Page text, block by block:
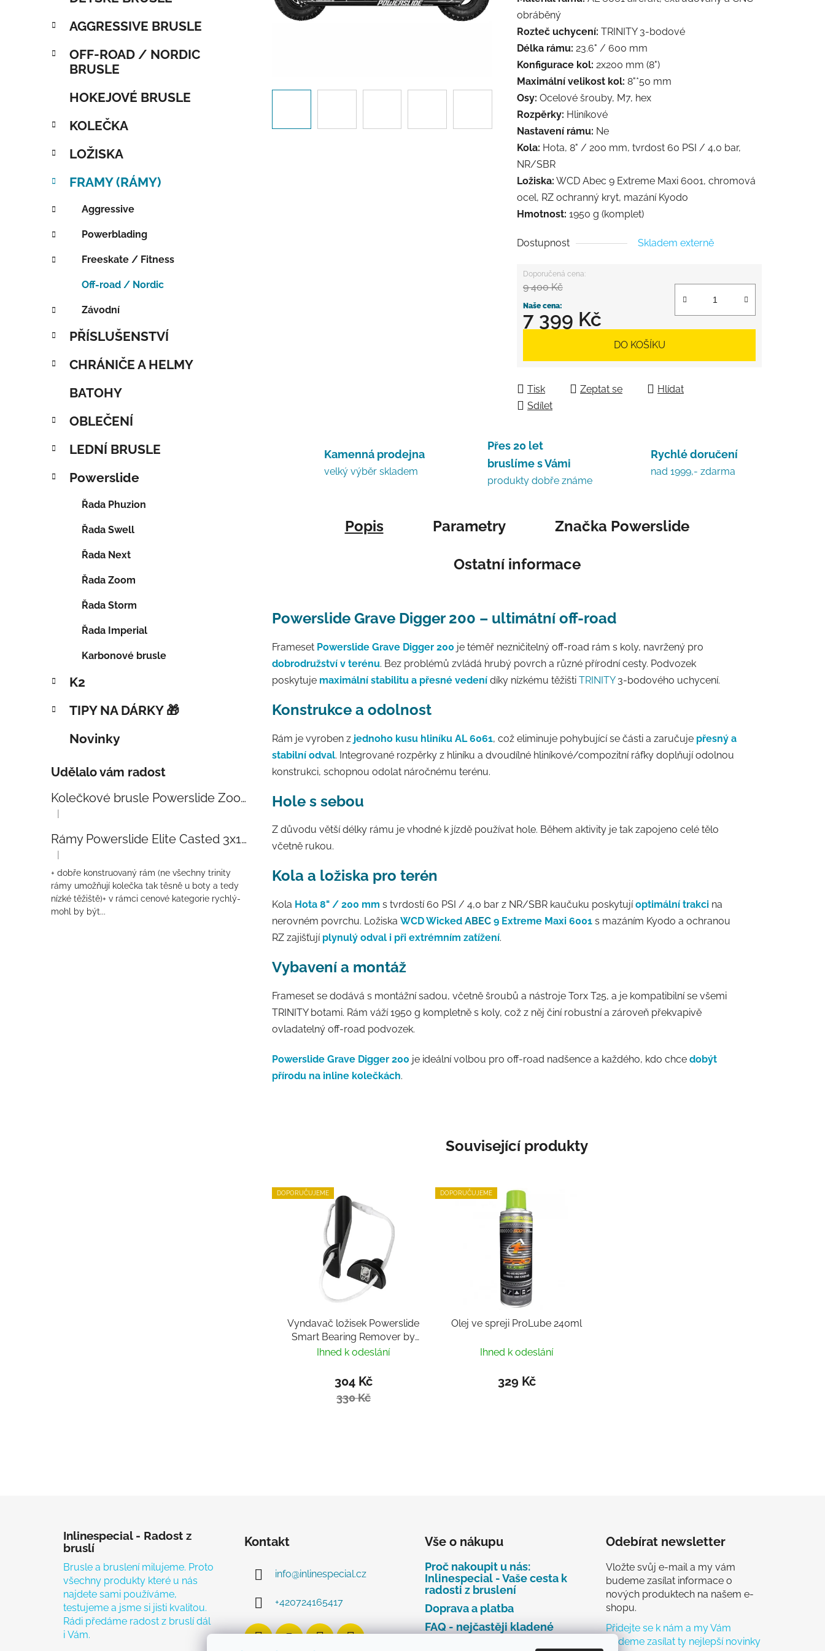
AGGRESSIVE BRUSLE
OFF-ROAD / NORDIC
BRUSLE
HOKEJOVÉ BRUSLE
KOLEČKA
LOŽISKA
FRAMY (RÁMY)
Aggressive
Powerblading
Freeskate / Fitness
Off-road / Nordic
Závodní
PŘÍSLUŠENSTVÍ
CHRÁNIČE A HELMY
BATOHY
OBLEČENÍ
LEDNÍ BRUSLE
Powerslide
Řada Phuzion
Řada Swell
Řada Next
Řada Zoom
Řada Storm
Řada Imperial
Karbonové brusle
K2
TIPY NA DÁRKY 🎁
Novinky
Udělalo vám radost
Kolečkové brusle Powerslide Zoom Baby Blue 80
Hodnocení produktu je 5 z 5 hvězdiček.
|
Rámy Powerslide Elite Casted 3x110 Trinity 270mm
Hodnocení produktu je 4 z 5 hvězdiček.
|
+ dobře konstruovaný rám (ne všechny trinity
rámy umožňují kolečka tak těsně u boty a tedy
nízké těžiště)+ v rámci cenové kategorie rychlý-
mohl by být...
obráběný
Rozteč uchycení: TRINITY 3-bodové
Délka rámu: 23.6" / 600 mm
Konfigurace kol: 2x200 mm (8")
Maximální velikost kol: 8"*50 mm
Osy: Ocelové šrouby, M7, hex
Rozpěrky: Hliníkové
Nastavení rámu: Ne
Kola: Hota, 8" / 200 mm, tvrdost 60 PSI / 4,0 bar,
NR/SBR
Ložiska: WCD Abec 9 Extreme Maxi 6001, chromová
ocel, RZ ochranný kryt, mazání Kyodo
Hmotnost: 1950 g (komplet)
Dostupnost Skladem externě
9 400 Kč
7 399 Kč
DO KOŠÍKU
Tisk Zeptat se
Hlídat
Sdílet
Kamenná prodejna
velký výběr skladem
Přes 20 let
bruslíme s Vámi
produkty dobře známe
Rychlé doručení
nad 1999,- zdarma
Popis Parametry Značka Powerslide
Ostatní informace
Powerslide Grave Digger 200 – ultimátní off-road
Frameset Powerslide Grave Digger 200 je téměř nezničitelný off-road rám s koly, navržený pro
dobrodružství v terénu. Bez problémů zvládá hrubý povrch a různé přírodní cesty. Podvozek
poskytuje maximální stabilitu a přesné vedení díky nízkému těžišti TRINITY3-bodového uchycení.
Konstrukce a odolnost
Rám je vyroben z jednoho kusu hliníku AL 6061, což eliminuje pohybující se části a zaručuje přesný a
stabilní odval. Integrované rozpěrky z hliníku a dvoudílné hliníkové/compozitní ráfky doplňují odolnou
konstrukci, schopnou odolat náročnému terénu.
Hole s sebou
Z důvodu větší délky rámu je vhodné k jízdě používat hole. Během aktivity je tak zapojeno celé tělo
včetně rukou.
Kola a ložiska pro terén
Kola Hota 8" / 200 mm s tvrdostí 60 PSI / 4,0 bar z NR/SBR kaučuku poskytujíoptimální trakci na
nerovném povrchu. Ložiska WCD Wicked ABEC 9 Extreme Maxi 6001 s mazáním Kyodo a ochranou
RZ zajišťují plynulý odval i při extrémním zatížení.
Vybavení a montáž
Frameset se dodává s montážní sadou, včetně šroubů a nástroje Torx T25, a je kompatibilní se všemi
TRINITY botami. Rám váží 1950 g kompletně s koly, což z něj činí robustní a zároveň překvapivě
ovladatelný off-road podvozek.
Powerslide Grave Digger 200 je ideální volbou pro off-road nadšence a každého, kdo chce dobýt
přírodu na inline kolečkách.
Související produkty
DOPORUČUJEME
Vyndavač ložisek Powerslide
Smart Bearing Remover by
Villy
Ihned k odeslání
304 Kč
330 Kč
DOPORUČUJEME
Olej ve spreji ProLube 240ml
Ihned k odeslání
329 Kč
Inlinespecial - Radost z
bruslí
Brusle a bruslení milujeme. Proto
všechny produkty které u nás
najdete sami používáme,
testujeme a jsme si jisti kvalitou.
Rádi předáme radost z bruslí dál
i Vám.
Kontakt
info@inlinespecial.cz
+420724165417
Vše o nákupu
Proč nakoupit u nás:
Inlinespecial - Vaše cesta k
radosti z bruslení
Doprava a platba
FAQ - nejčastěji kladené
dotazy
Odebírat newsletter
Vložte svůj e-mail a my vám
budeme zasílat informace o
nových produktech na našem e-
shopu.
Přidejte se k nám a my Vám
budeme zasílat ty nejlepší novinky